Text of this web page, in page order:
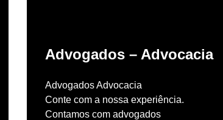
Advogados – Advocacia
Advogados Advocacia
Conte com a nossa experiência.
Contamos com advogados